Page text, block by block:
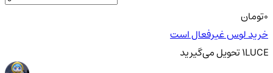
تومان
خرید لوس غیرفعال است
1LUCE تحویلمی‌گیرید